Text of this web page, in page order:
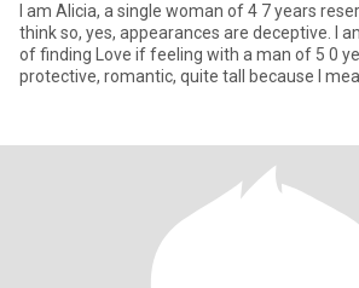
I am Alicia, a single woman of 4 7 years
think so, yes, appearances are deceptive. I
of finding Love if feeling with a man of 5 0
protective, romantic, quite tall because I